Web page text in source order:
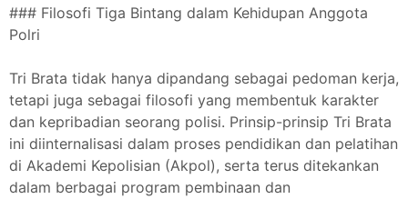
### Filosofi Tiga Bintang dalam Kehidupan Anggota
Polri
Tri Brata tidak hanya dipandang sebagai pedoman kerja,
tetapi juga sebagai filosofi yang membentuk karakter
dan kepribadian seorang polisi. Prinsip-prinsip Tri Brata
ini diinternalisasi dalam proses pendidikan dan pelatihan
di Akademi Kepolisian (Akpol), serta terus ditekankan
dalam berbagai program pembinaan dan